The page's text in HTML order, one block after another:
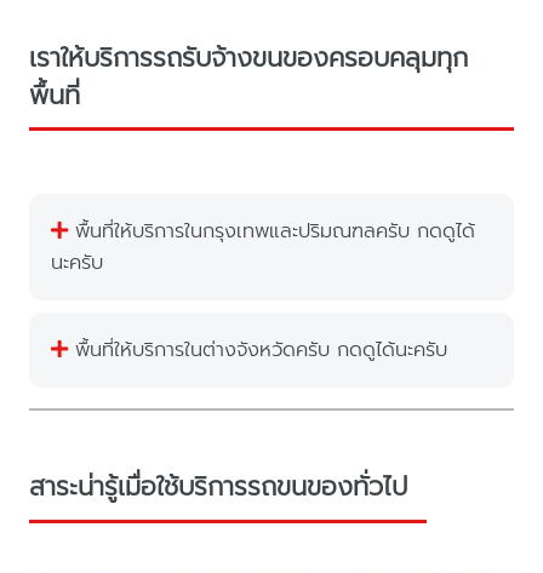
เราให้บริการรถรับจ้างขนของครอบคลุมทุก
พื้นที่
พื้นที่ให้บริการในกรุงเทพและปริมณฑลครับ กดดูได้
นะครับ
พื้นที่ให้บริการในต่างจังหวัดครับ กดดูได้นะครับ
สาระน่ารู้เมื่อใช้บริการรถขนของทั่วไป